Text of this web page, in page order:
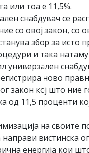
или тоа е 11,5%.
снабдувач се
со овој закон, со
збор за исто
и така
универзален
ново
закон кој што ние
од 11,5 проценти
на своите
вистинска
енергија кои